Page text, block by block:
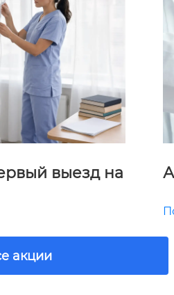
выезд на
акции